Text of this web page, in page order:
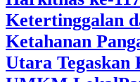
Ketertinggalan
Ketahanan
Utara Tegaskan